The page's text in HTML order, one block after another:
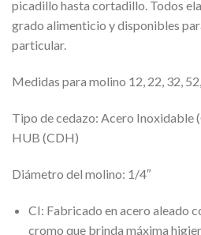
picadillo hasta cortadillo. Todos
grado alimenticio y disponibles
particular.
Medidas para molino 12, 22, 32,
Tipo de cedazo: Acero Inoxidable
HUB (CDH)
Diámetro del molino: 1/4″
CI: Fabricado en acero aleado
cromo que brinda máxima